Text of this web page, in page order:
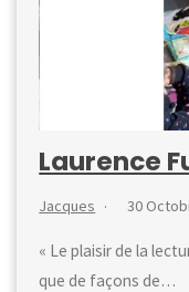
Laurence
Jacques 30
« Le plaisir de la
que de façons de…